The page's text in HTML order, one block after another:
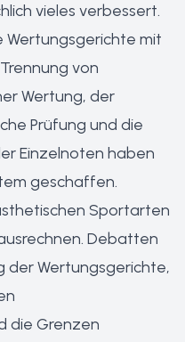
vieles verbessert.
Wertungsgerichte mit
von
Wertung, der
Prüfung und die
Einzelnoten haben
geschaffen.
Sportarten
Debatten
der Wertungsgerichte,
die Grenzen